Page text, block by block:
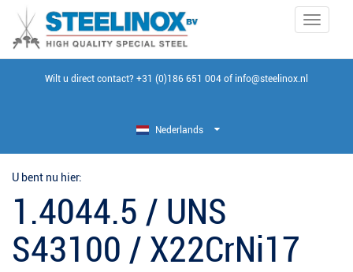
Toggle
Wilt u direct contact? +31 (0)186 651 004 of info@steelinox.nl
Nederlands
U bent nu hier:
1.4044.5 / UNS
S43100 / X22CrNi17